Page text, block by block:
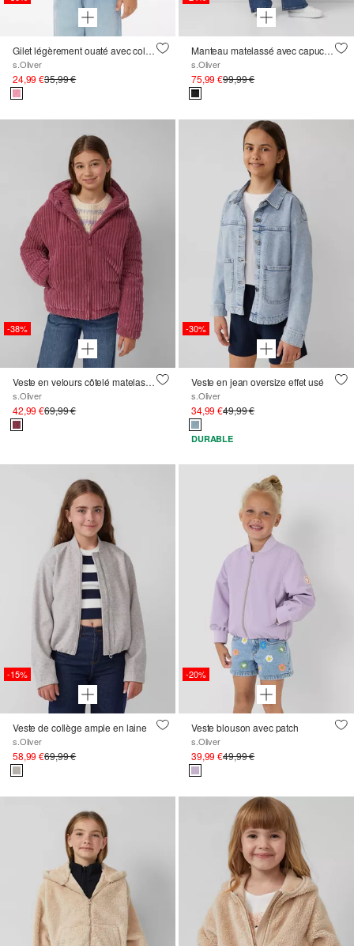
Gilet légèrement ouaté avec col montant et motif floral
s.Oliver
24,99 €35,99 €
Manteau matelassé avec capuche fixe et lettrage
s.Oliver
75,99 €99,99 €
-38%
Veste en velours côtelé matelassé avec capuche
s.Oliver
42,99 €69,99 €
-30%
Veste en jean oversize effet usé
s.Oliver
34,99 €49,99 €
DURABLE
-15%
Veste de collège ample en laine
s.Oliver
58,99 €69,99 €
-20%
Veste blouson avec patch
s.Oliver
39,99 €49,99 €